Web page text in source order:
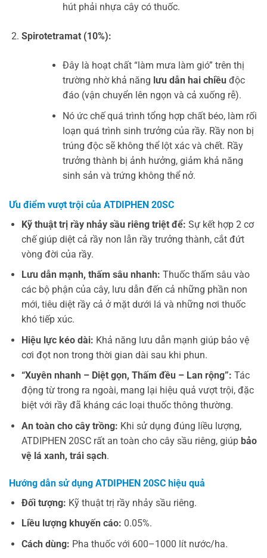
hút phải nhựa cây có thuốc.
Spirotetramat (10%):
Đây là hoạt chất “làm mưa làm gió” trên thị
trường nhờ khả năng lưu dẫn hai chiều độc
đáo (vận chuyển lên ngọn và cả xuống rễ).
Nó ức chế quá trình tổng hợp chất béo, làm rối
loạn quá trình sinh trưởng của rầy. Rầy non bị
trúng độc sẽ không thể lột xác và chết. Rầy
trưởng thành bị ảnh hưởng, giảm khả năng
sinh sản và trứng không thể nở.
Ưu điểm vượt trội của ATDIPHEN 20SC
Kỹ thuật trị rầy nhảy sầu riêng triệt để: Sự kết hợp 2 cơ
chế giúp diệt cả rầy non lẫn rầy trưởng thành, cắt đứt
vòng đời của rầy.
Lưu dẫn mạnh, thấm sâu nhanh: Thuốc thấm sâu vào
các bộ phận của cây, lưu dẫn đến cả những phần non
mới, tiêu diệt rầy cả ở mặt dưới lá và những nơi thuốc
khó tiếp xúc.
Hiệu lực kéo dài: Khả năng lưu dẫn mạnh giúp bảo vệ
cơi đọt non trong thời gian dài sau khi phun.
“Xuyên nhanh – Diệt gọn, Thấm đều – Lan rộng”: Tác
động từ trong ra ngoài, mang lại hiệu quả vượt trội, đặc
biệt với rầy đã kháng các loại thuốc thông thường.
An toàn cho cây trồng: Khi sử dụng đúng liều lượng,
ATDIPHEN 20SC rất an toàn cho cây sầu riêng, giúp bảo
vệ lá xanh, trái sạch.
Hướng dẫn sử dụng ATDIPHEN 20SC hiệu quả
Đối tượng: Kỹ thuật trị rầy nhảy sầu riêng.
Liều lượng khuyến cáo: 0.05%.
Cách dùng: Pha thuốc với 600–1000 lít nước/ha.